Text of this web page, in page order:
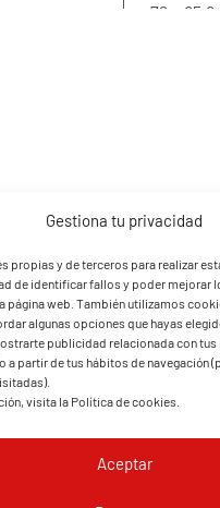
Gestiona tu privacidad
propias y de terceros para realizar
de identificar fallos y poder mejorar
página web. También utilizamos
algunas opciones que hayas
publicidad relacionada con tus
a partir de tus hábitos de navegación
visita laPolítica de cookies
Aceptar
72 x 85,8
(EFI)
Papel
Eléctrico
DE USUARIO DE ROYAL-